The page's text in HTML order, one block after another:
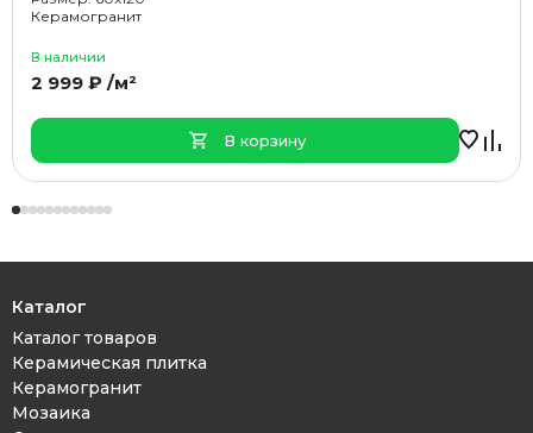
Керамогранит
В наличии
2 999 ₽ /м²
В корзину
Каталог
Каталог товаров
Керамическая плитка
Керамогранит
Мозаика